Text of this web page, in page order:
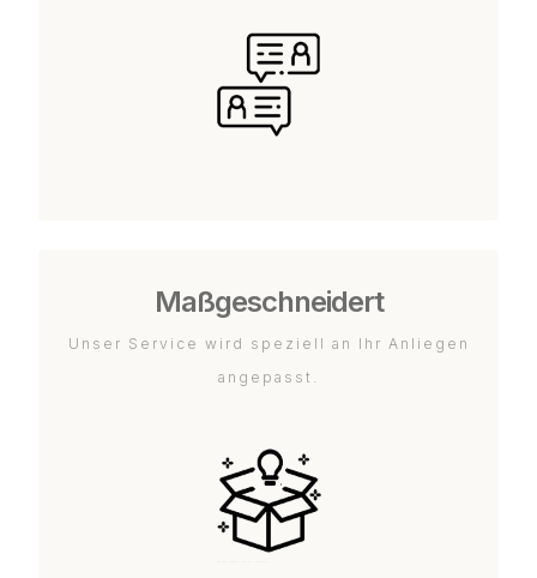
Maßgeschneidert
Unser Service wird speziell an Ihr Anliegen
angepasst.